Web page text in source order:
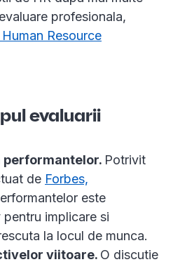
profesionala,
Resource
evaluarii
performantelor. Potrivit
de Forbes,
este
implicare si
la locul de munca.
viitoare. O discutie